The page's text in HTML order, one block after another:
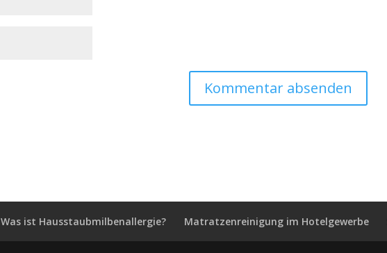
Was ist Hausstaubmilbenallergie? Matratzenreinigung im Hotelgewerbe